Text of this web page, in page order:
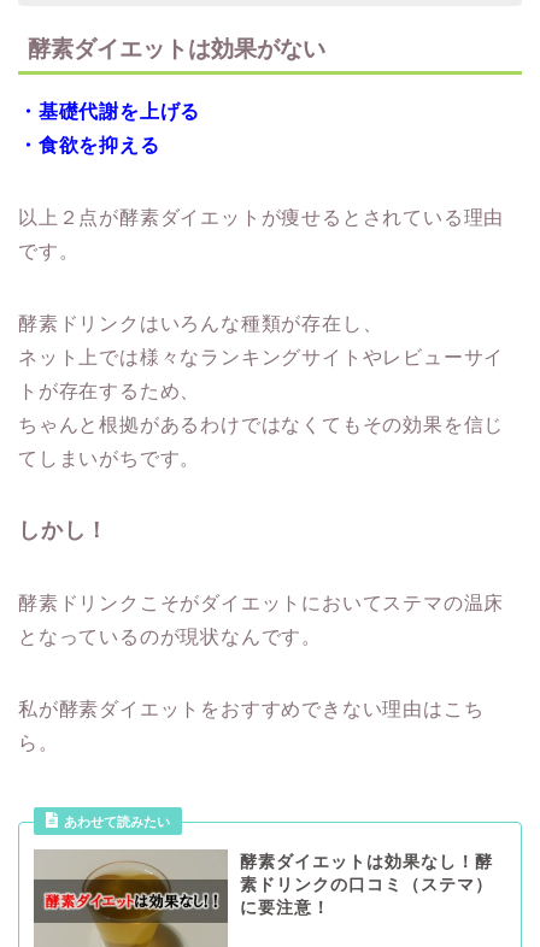
酵素ダイエットは効果がない
・基礎代謝を上げる
・食欲を抑える
以上２点が酵素ダイエットが痩せるとされている理由
です。
酵素ドリンクはいろんな種類が存在し、
ネット上では様々なランキングサイトやレビューサイ
トが存在するため、
ちゃんと根拠があるわけではなくてもその効果を信じ
てしまいがちです。
しかし！
酵素ドリンクこそがダイエットにおいてステマの温床
となっているのが現状なんです。
私が酵素ダイエットをおすすめできない理由はこち
ら。
あわせて読みたい
酵素ダイエットは効果なし！酵
素ドリンクの口コミ（ステマ）
に要注意！